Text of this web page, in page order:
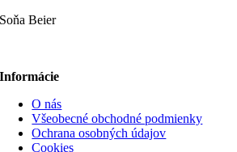
Soňa Beier
Informácie
O nás
Všeobecné obchodné podmienky
Ochrana osobných údajov
Cookies